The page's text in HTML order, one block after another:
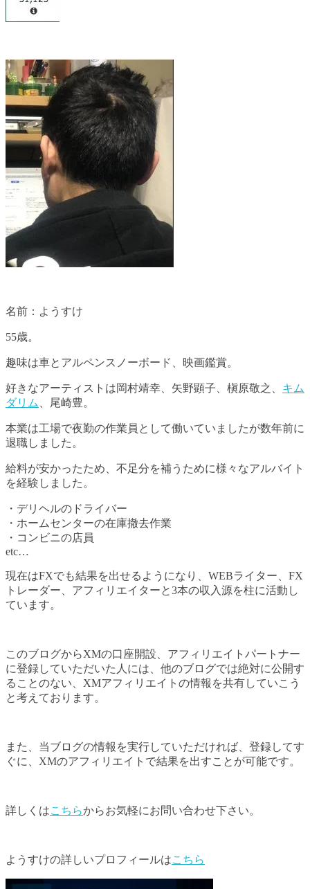
名前：ようすけ
55歳。
趣味は車とアルペンスノーボード、映画鑑賞。
好きなアーティストは岡村靖幸、矢野顕子、槇原敬之、 キム
ダリム
、尾崎豊。
本業は工場で夜勤の作業員として働いていましたが数年前に
退職しました。
給料が安かったため、不足分を補うために様々なアルバイト
を経験しました。
・デリヘルのドライバー
・ホームセンターの在庫撤去作業
・コンビニの店員
etc…
現在はFXでも結果を出せるようになり、WEBライター、FX
トレーダー、アフィリエイターと3本の収入源を柱に活動し
ています。
このブログからXMの口座開設、アフィリエイトパートナー
に登録していただいた人には、他のブログでは絶対に公開す
ることのない、XMアフィリエイトの情報を共有していこう
と考えております。
また、当ブログの情報を実行していただければ、登録してす
ぐに、XMのアフィリエイトで結果を出すことが可能です。
詳しくはこちらからお気軽にお問い合わせ下さい。
ようすけの詳しいプロフィールはこちら